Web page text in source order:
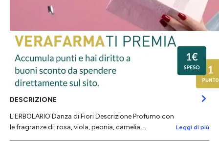
DESCRIZIONE
L'ERBOLARIO Danza di Fiori Descrizione Profumo con
le fragranze di: rosa, viola, peonia, camelia,…
Leggi di più